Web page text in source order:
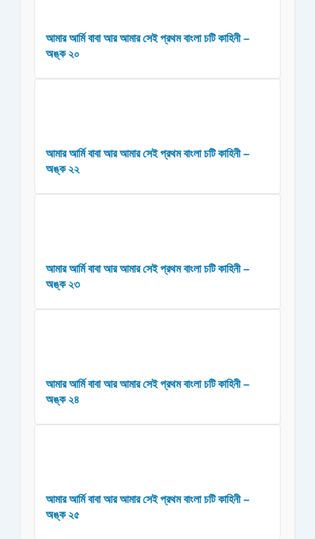
আমার আর্মি বাবা আর আমার সেই প্রথম বাংলা চটি কাহিনী –
অঙ্ক ২০
আমার আর্মি বাবা আর আমার সেই প্রথম বাংলা চটি কাহিনী –
অঙ্ক ২২
আমার আর্মি বাবা আর আমার সেই প্রথম বাংলা চটি কাহিনী –
অঙ্ক ২৩
আমার আর্মি বাবা আর আমার সেই প্রথম বাংলা চটি কাহিনী –
অঙ্ক ২৪
আমার আর্মি বাবা আর আমার সেই প্রথম বাংলা চটি কাহিনী –
অঙ্ক ২৫